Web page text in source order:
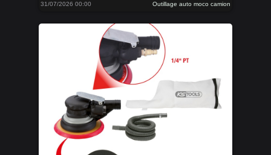
31/07/2026 00:00 Outillage auto moco camion